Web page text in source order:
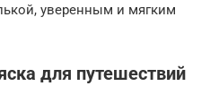
уверенным и мягким
для путешествий